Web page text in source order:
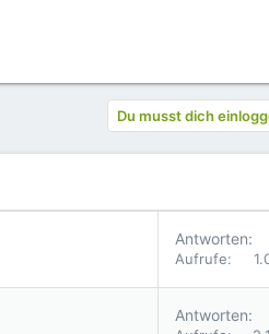
Du musst dich
Antworten
Aufrufe
Antworten